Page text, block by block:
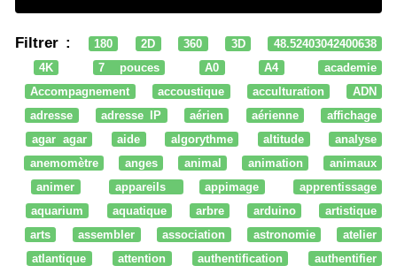
Filtrer : 180 2D 360 3D
48.52403042400638
4K
7 pouces A0 A4
academie
Accompagnement
accoustique acculturation
ADN
adresse
adresse IP aérien aérienne
affichage
agar agar
aide algorythme altitude
analyse
anemomètre
anges animal animation
animaux
animer
appareils appimage
apprentissage
aquarium
aquatique arbre arduino
artistique
arts
assembler association astronomie
atelier
atlantique
attention authentification
authentifier